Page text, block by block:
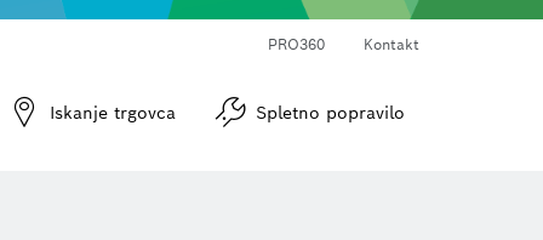
PRO360 Kontakt
Iskanje trgovca Spletno popravilo